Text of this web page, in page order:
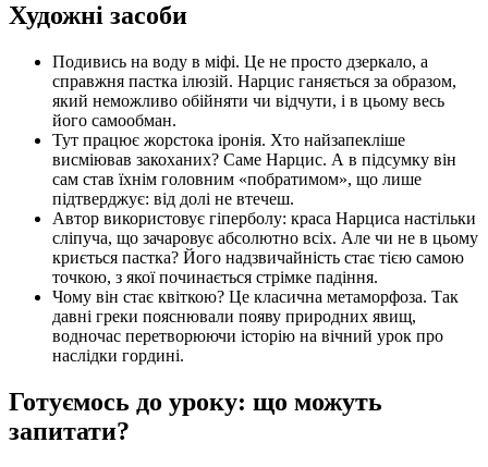
Художні засоби
Подивись на воду в міфі. Це не просто дзеркало, а
справжня пастка ілюзій. Нарцис ганяється за образом,
який неможливо обійняти чи відчути, і в цьому весь
його самообман.
Тут працює жорстока іронія. Хто найзапекліше
висміював закоханих? Саме Нарцис. А в підсумку він
сам став їхнім головним «побратимом», що лише
підтверджує: від долі не втечеш.
Автор використовує гіперболу: краса Нарциса настільки
сліпуча, що зачаровує абсолютно всіх. Але чи не в цьому
криється пастка? Його надзвичайність стає тією самою
точкою, з якої починається стрімке падіння.
Чому він стає квіткою? Це класична метаморфоза. Так
давні греки пояснювали появу природних явищ,
водночас перетворюючи історію на вічний урок про
наслідки гордині.
Готуємось до уроку: що можуть
запитати?